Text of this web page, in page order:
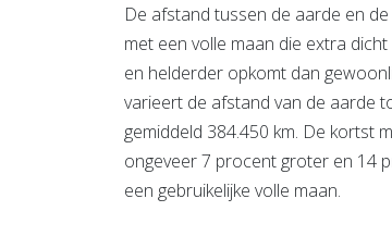
De afstand tussen de aarde en
met een volle maan die extra
en helderder opkomt dan
varieert de afstand van de aarde
gemiddeld 384.450 km. De kortst
ongeveer 7 procent groter en 14
een gebruikelijke volle maan.